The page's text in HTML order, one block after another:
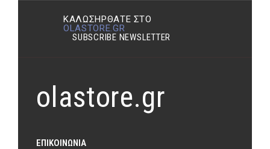
ΚΑΛΩΣΉΡΘΑΤΕ ΣΤΟ
OLASTORE.GR
SUBSCRIBE NEWSLETTER
olastore.gr
ΕΠΙΚΟΙΝΩΝΊΑ